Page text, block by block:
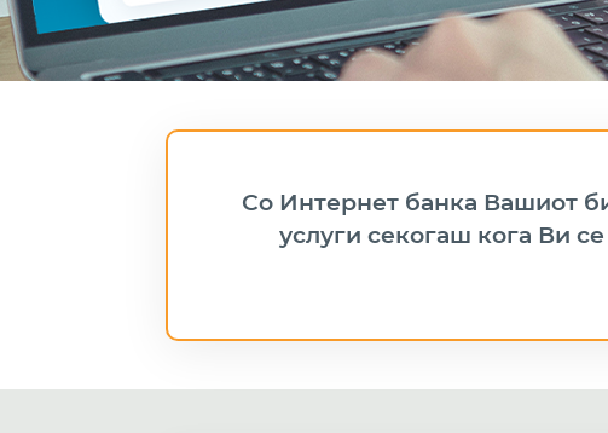
Со Интернет банка Вашиот
услуги секогаш кога Ви